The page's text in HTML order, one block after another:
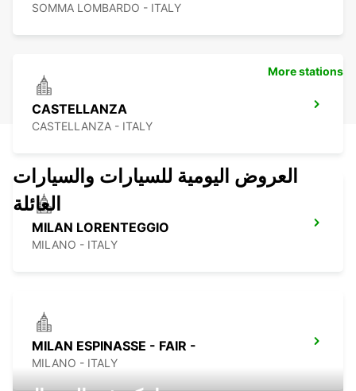
SOMMA LOMBARDO - ITALY
CASTELLANZA
CASTELLANZA - ITALY
MILAN LORENTEGGIO
MILANO - ITALY
MILAN ESPINASSE - FAIR -
MILANO - ITALY
More stations
العروض اليومية للسيارات والسيارات
العائلة